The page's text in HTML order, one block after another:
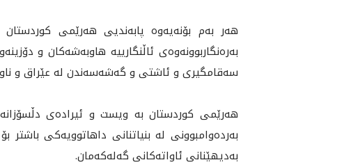
هەر به‌م بۆنه‌يه‌وه‌ پابەنديى هه‌رێمى
به‌ره‌نگاربوونه‌وه‌ى ئاڵنگارییە هاوبەشەکان و
سه‌قامگيرى و ئاشتی و گەشەسەندن لە عێراق و
هه‌رێمى کوردستان به‌ ویست و ئیرادەی
بەردەوامبوونی لە بنیاتنانی داهاتوویەکی
بەدیهێنانی ئاواتەکانی گەلەکەمان.